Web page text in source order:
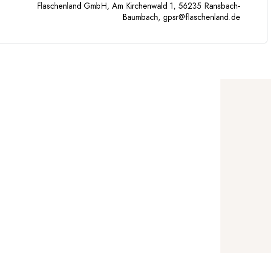
Flaschenland GmbH, Am Kirchenwald 1, 56235 Ransbach-
Baumbach, gpsr@flaschenland.de